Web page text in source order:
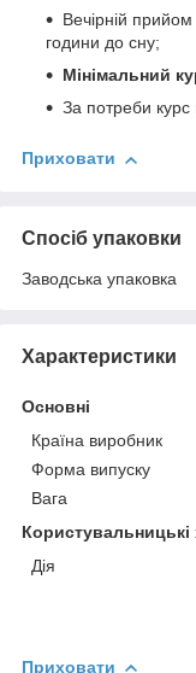
Вечірній
години до сну;
Мінімальний
За потреби
Приховати
Спосіб упаковки
Заводська упаковка
Характеристики
Основні
Країна виробник
Форма випуску
Вага
Користувальницькі
Дія
Приховати